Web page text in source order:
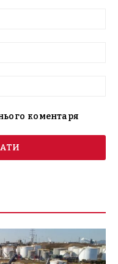
коментаря